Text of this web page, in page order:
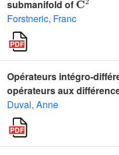
submanifold of
Forstneric, Franc
Opérateurs intégro-
opérateurs aux
Duval, Anne